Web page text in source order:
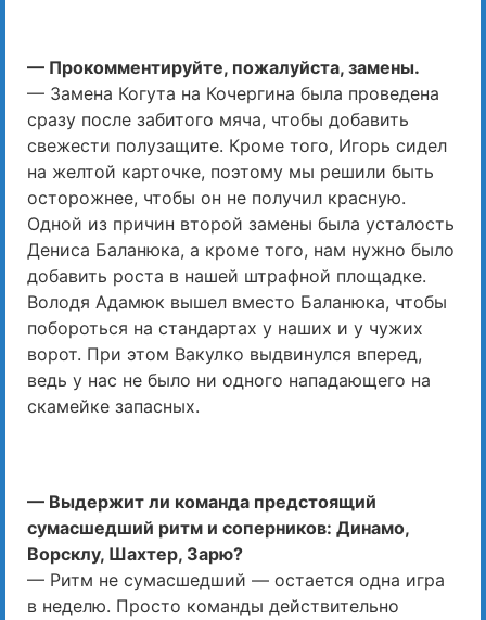
— Прокомментируйте, пожалуйста, замены.
— Замена Когута на Кочергина была проведена
сразу после забитого мяча, чтобы добавить
свежести полузащите. Кроме того, Игорь сидел
на желтой карточке, поэтому мы решили быть
осторожнее, чтобы он не получил красную.
Одной из причин второй замены была усталость
Дениса Баланюка, а кроме того, нам нужно было
добавить роста в нашей штрафной площадке.
Володя Адамюк вышел вместо Баланюка, чтобы
побороться на стандартах у наших и у чужих
ворот. При этом Вакулко выдвинулся вперед,
ведь у нас не было ни одного нападающего на
скамейке запасных.
— Выдержит ли команда предстоящий
сумасшедший ритм и соперников: Динамо,
Ворсклу, Шахтер, Зарю?
— Ритм не сумасшедший — остается одна игра
в неделю. Просто команды действительно